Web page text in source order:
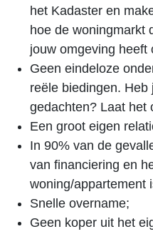
het Kadaster en
hoe de woningmarkt
jouw omgeving heeft
Geen eindeloze
reële biedingen. Heb
gedachten? Laat het
Een groot eigen
In 90% van de
van financiering en
woning/appartement
Snelle overname;
Geen koper uit het